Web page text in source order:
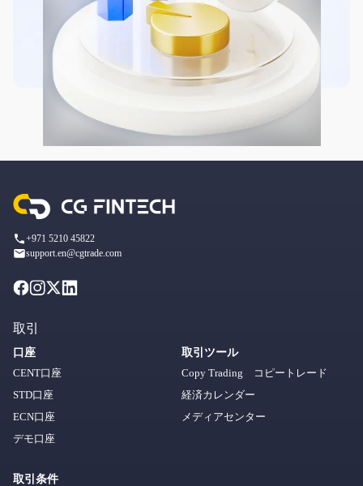
+971 5210 45822
support.en@cgtrade.com
取引
口座
CENT口座
STD口座
ECN口座
デモ口座
取引条件
取引ツール
Copy Trading コピートレード
経済カレンダー
メディアセンター